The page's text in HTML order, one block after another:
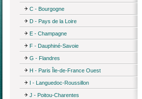
C - Bourgogne
D - Pays de la Loire
E - Champagne
F - Dauphiné-Savoie
G - Flandres
H - Paris Île-de-France Ouest
I - Languedoc-Roussillon
J - Poitou-Charentes